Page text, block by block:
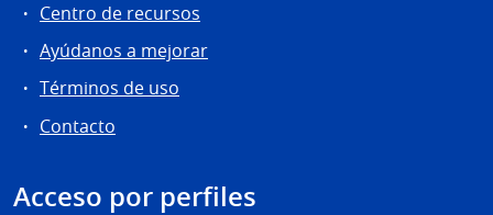
Centro de recursos
Ayúdanos a mejorar
Términos de uso
Contacto
Acceso por perfiles